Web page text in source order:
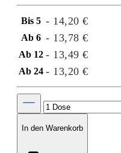
Bis 5 - 14,20 €
Ab 6 - 13,78 €
Ab 12 - 13,49 €
Ab 24 - 13,20 €
In den Warenkorb